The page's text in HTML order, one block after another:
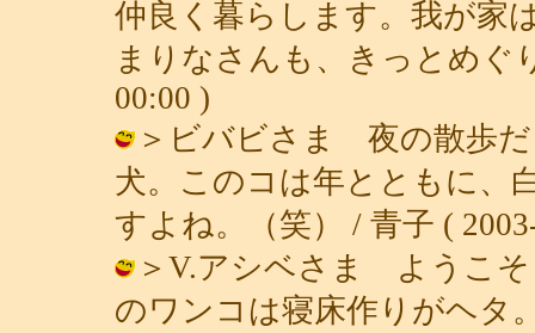
仲良く暮らします。我が家
まりなさんも、きっとめぐ
00:00 )
＞ビバビさま 夜の散歩だ
犬。このコは年とともに、
すよね。（笑） / 青子 (
＞V.アシベさま ようこそ
のワンコは寝床作りがヘタ